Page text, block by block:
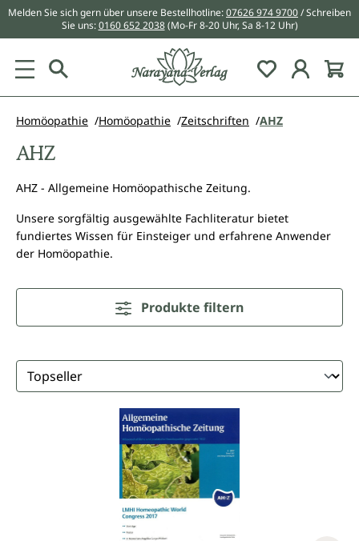
springen
Melden Sie sich gern über unsere Bestellhotline:07626 974 9700/ Schreiben
Sie uns:0160 652 2038 (Mo-Fr 8-20 Uhr, Sa 8-12 Uhr)
Du hast 0
Homöopathie Homöopathie Zeitschriften AHZ
AHZ
AHZ - Allgemeine Homöopathische Zeitung.
Unsere sorgfältig ausgewählte Fachliteratur bietet
fundiertes Wissen für Einsteiger und erfahrene Anwender
der Homöopathie.
Produkte filtern